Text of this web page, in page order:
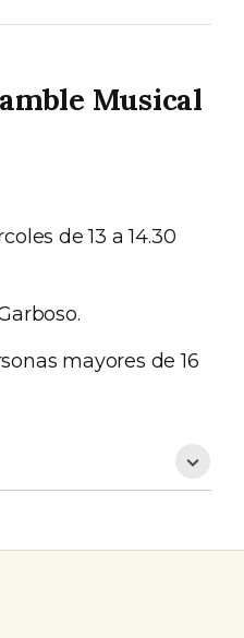
Musical
de 13 a 14.30
mayores de 16